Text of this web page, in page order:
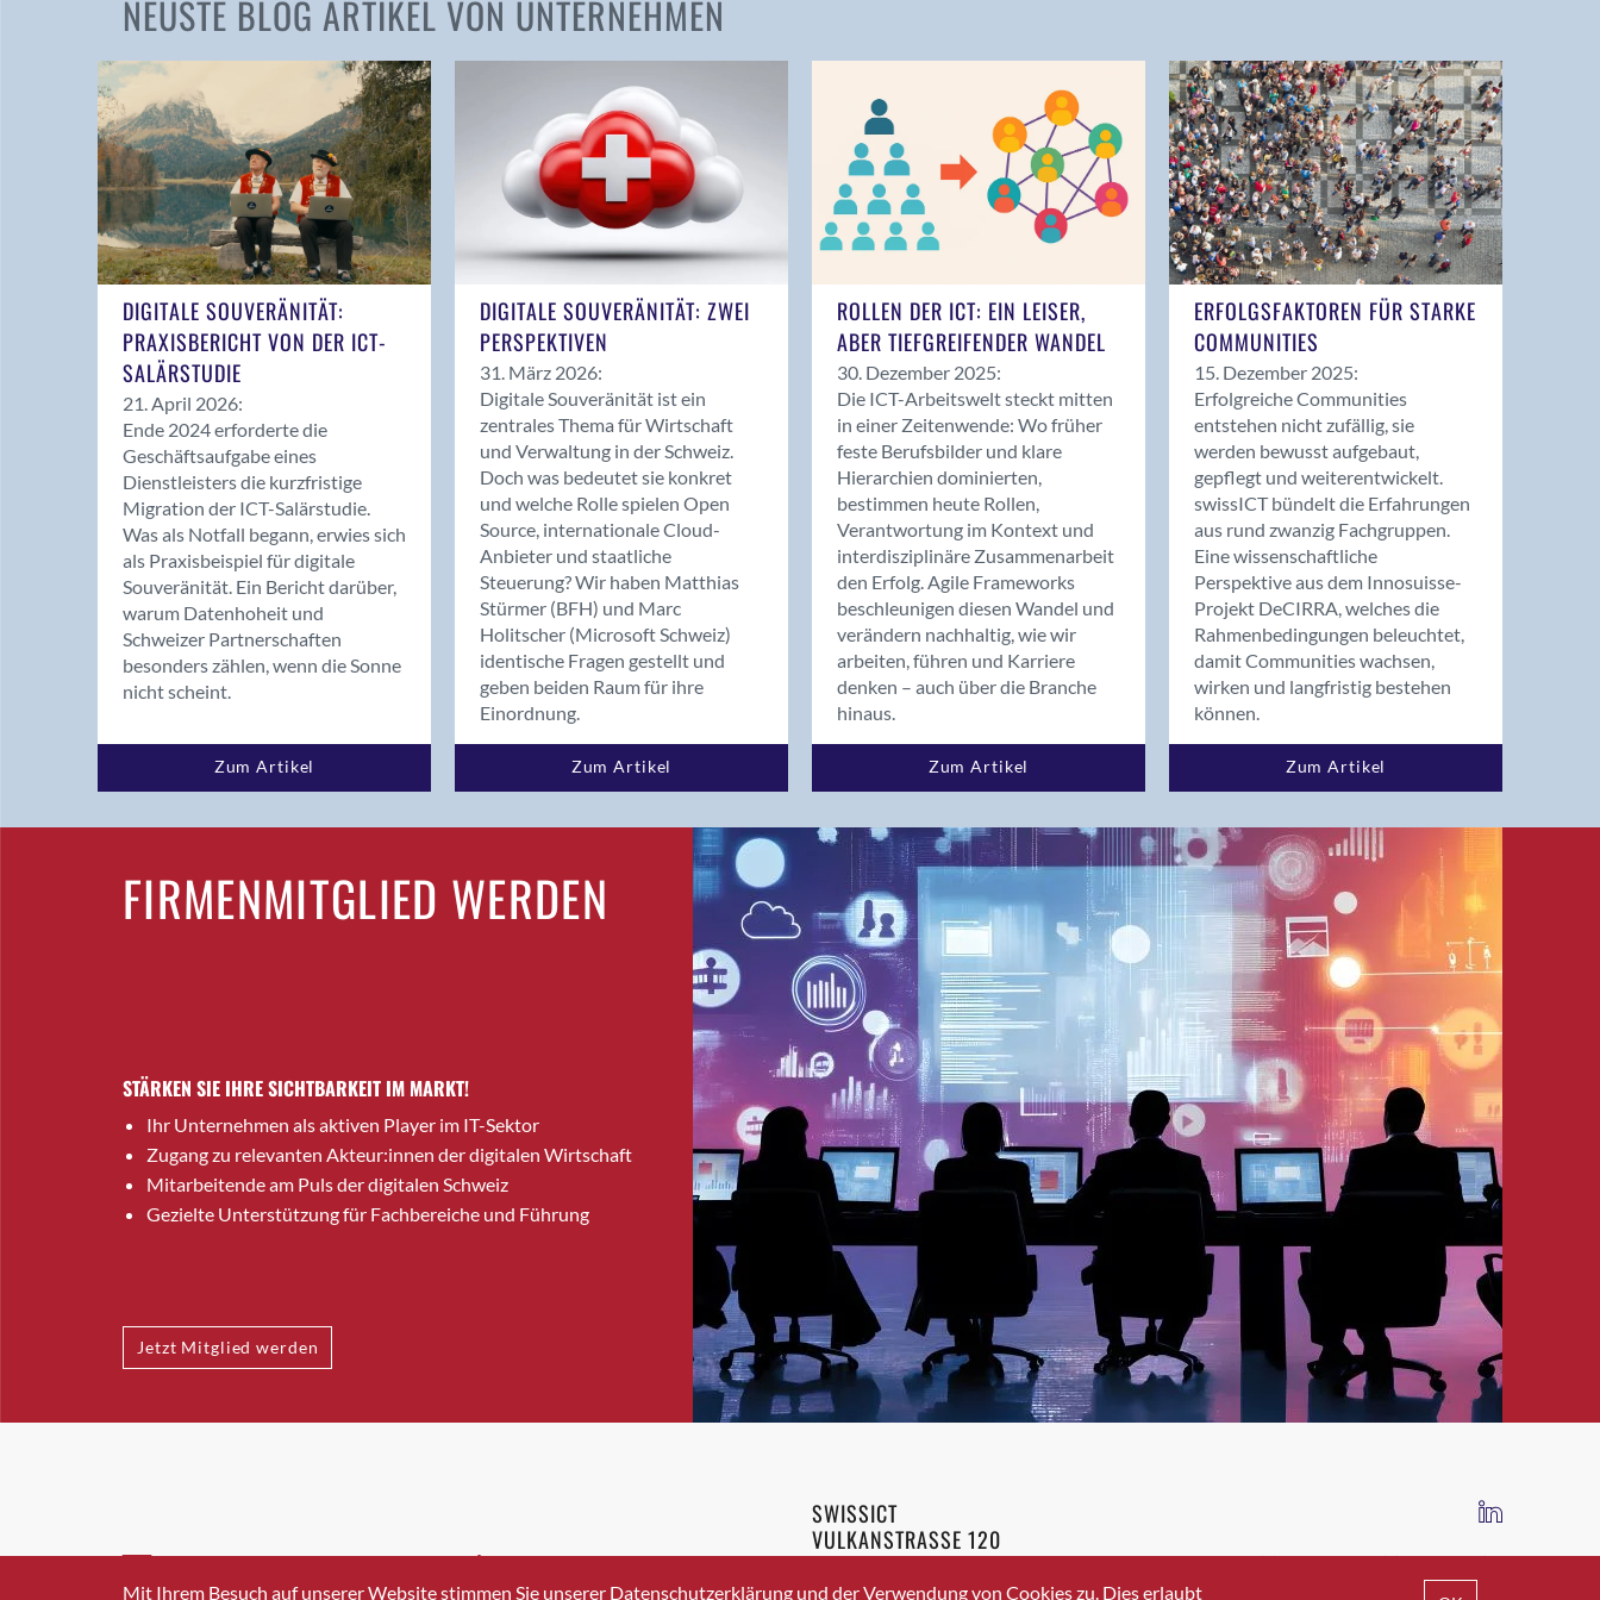
Andelfingen
Balsthal
Balzers
Bassersdorf
Benken (SG)
Bergdietikon
Bern - Liebefeld
Bolligen
Bonaduz
Bonstetten
Bottighofen
Bremgarten bei Bern
Brig-Glis
Bronschhofen
Brugg AG
Brütten
Bubendorf
Buchs (SG)
Bäretswil
Bülach
Cazis
Cham
Davos Platz
Davos Platz 1
NEUSTE BLOG ARTIKEL VON UNTERNEHMEN
DIGITALE SOUVERÄNITÄT:
PRAXISBERICHT VON DER ICT-
SALÄRSTUDIE
21. April 2026:
Ende 2024 erforderte die
Geschäftsaufgabe eines
Dienstleisters die kurzfristige
Migration der ICT-Salärstudie.
Was als Notfall begann, erwies sich
als Praxisbeispiel für digitale
Souveränität. Ein Bericht darüber,
warum Datenhoheit und
Schweizer Partnerschaften
besonders zählen, wenn die Sonne
nicht scheint.
Zum Artikel
DIGITALE SOUVERÄNITÄT: ZWEI
PERSPEKTIVEN
31. März 2026:
Digitale Souveränität ist ein
zentrales Thema für Wirtschaft
und Verwaltung in der Schweiz.
Doch was bedeutet sie konkret
und welche Rolle spielen Open
Source, internationale Cloud-
Anbieter und staatliche
Steuerung? Wir haben Matthias
Stürmer (BFH) und Marc
Holitscher (Microsoft Schweiz)
identische Fragen gestellt und
geben beiden Raum für ihre
Einordnung.
Zum Artikel
ROLLEN DER ICT: EIN LEISER,
ABER TIEFGREIFENDER WANDEL
30. Dezember 2025:
Die ICT-Arbeitswelt steckt mitten
in einer Zeitenwende: Wo früher
feste Berufsbilder und klare
Hierarchien dominierten,
bestimmen heute Rollen,
Verantwortung im Kontext und
interdisziplinäre Zusammenarbeit
den Erfolg. Agile Frameworks
beschleunigen diesen Wandel und
verändern nachhaltig, wie wir
arbeiten, führen und Karriere
denken – auch über die Branche
hinaus.
Zum Artikel
ERFOLGSFAKTOREN FÜR STARKE
COMMUNITIES
15. Dezember 2025:
Erfolgreiche Communities
entstehen nicht zufällig, sie
werden bewusst aufgebaut,
gepflegt und weiterentwickelt.
swissICT bündelt die Erfahrungen
aus rund zwanzig Fachgruppen.
Eine wissenschaftliche
Perspektive aus dem Innosuisse-
Projekt DeCIRRA, welches die
Rahmenbedingungen beleuchtet,
damit Communities wachsen,
wirken und langfristig bestehen
können.
Zum Artikel
FIRMENMITGLIED WERDEN
STÄRKEN SIE IHRE SICHTBARKEIT IM MARKT!
Ihr Unternehmen als aktiven Player im IT-Sektor
Zugang zu relevanten Akteur:innen der digitalen Wirtschaft
Mitarbeitende am Puls der digitalen Schweiz
Gezielte Unterstützung für Fachbereiche und Führung
Jetzt Mitglied werden
INFO@SWISSICT.CH +41 43 336 40 20
SWISSICT
VULKANSTRASSE 120
8048 ZURICH
IMPRESSUM DATENSCHUTZ AGB
Mit Ihrem Besuch auf unserer Website stimmen Sie unserer Datenschutzerklärung und der Verwendung von Cookies zu. Dies erlaubt